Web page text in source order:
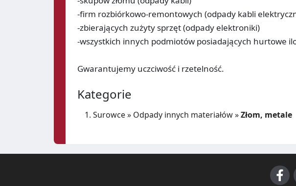
-firm rozbiórkowo-remontowych (odpady kabli
-zbierających zużyty sprzęt (odpady elektroniki)
-wszystkich innych podmiotów posiadających hurtowe
Gwarantujemy uczciwość i rzetelność.
Kategorie
Surowce» Odpady innych materiałów»Złom, metale